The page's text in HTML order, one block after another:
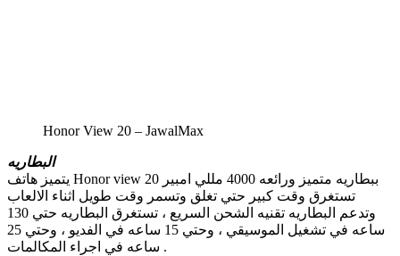
Honor View 20 – JawalMax
البطاريه
يتميز هاتف Honor view 20 ببطاريه متميز ورائعه 4000 مللي امبير
تستغرق وقت كبير حتي تغلق وتسمر وقت طويل اثناء الالعاب
وتدعم البطاريه تقنيه الشحن السريع ، تستغرق البطاريه حتي 130
ساعه في تشغيل الموسيقي ، وحتي 15 ساعه في الفديو ، وحتي 25
ساعه في اجراء المكالمات .